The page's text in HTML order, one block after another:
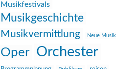
Musikfestivals
Musikgeschichte
Musikvermittlung Neue Musik
Oper Orchester